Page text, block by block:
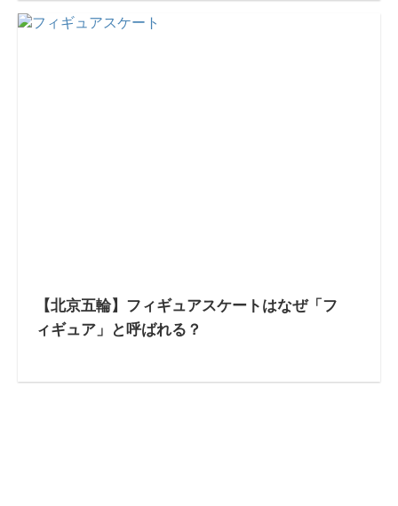
【北京五輪】フィギュアスケートはなぜ「フ
ィギュア」と呼ばれる？